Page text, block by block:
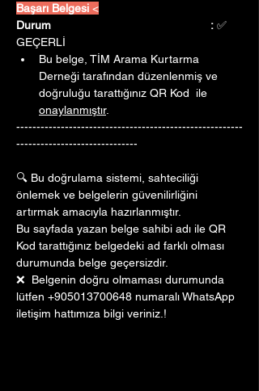
Başarı Belgesi <
Durum					: ✅
GEÇERLİ
Bu belge, TİM Arama Kurtarma
Derneği tarafından düzenlenmiş ve
doğruluğu tarattığınız QR Kod  ile
onaylanmıştır.
--------------------------------------------------------
------------------------------
🔍 Bu doğrulama sistemi, sahteciliği
önlemek ve belgelerin güvenilirliğini
artırmak amacıyla hazırlanmıştır.
Bu sayfada yazan belge sahibi adı ile QR
Kod tarattığınız belgedeki ad farklı olması
durumunda belge geçersizdir.
❌  Belgenin doğru olmaması durumunda
lütfen +905013700648 numaralı WhatsApp
iletişim hattımıza bilgi veriniz.!